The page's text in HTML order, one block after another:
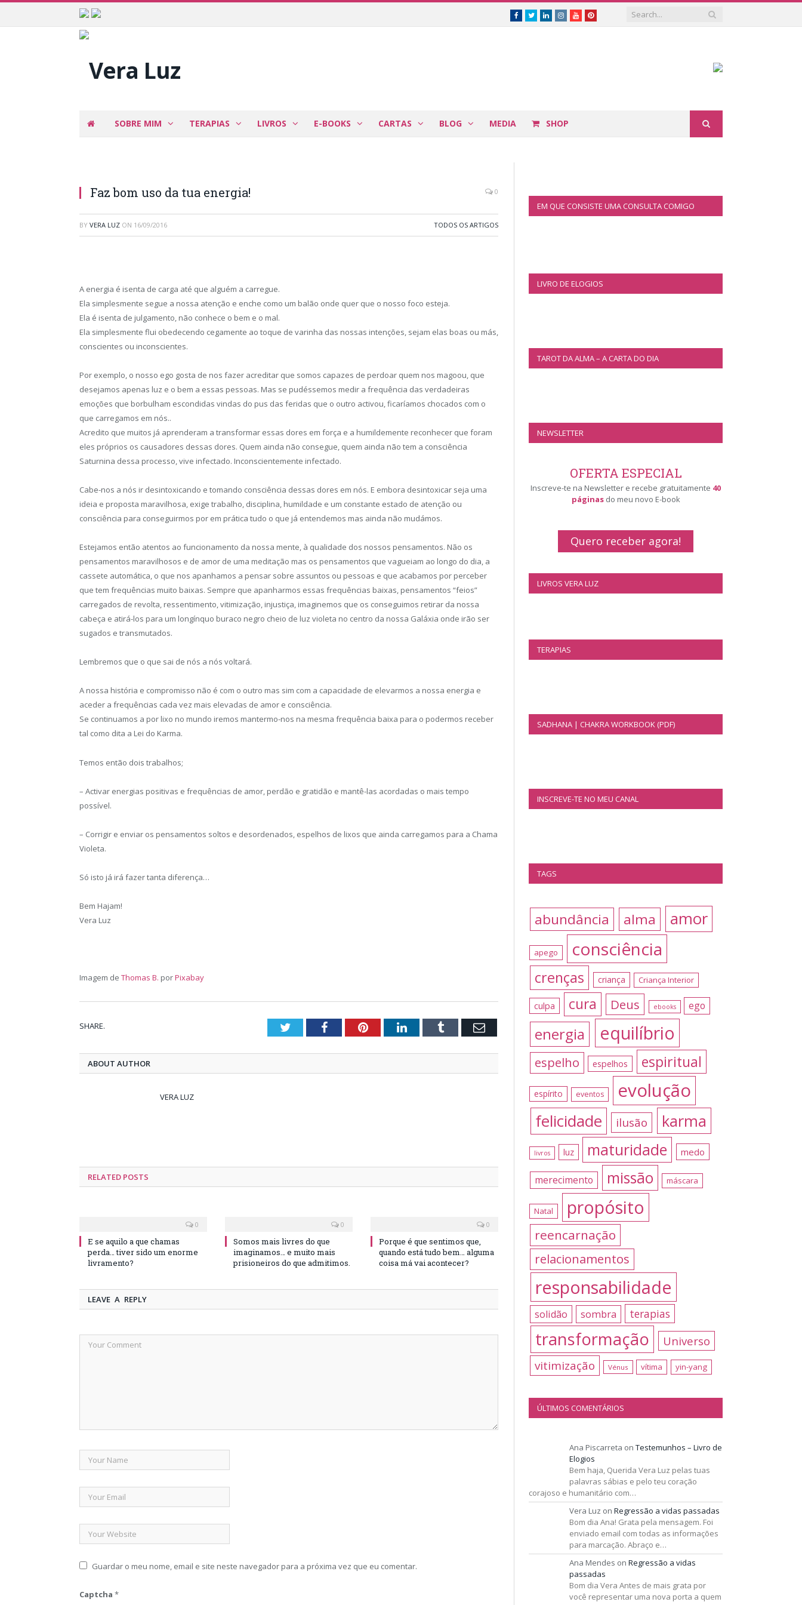
Facebook
TwitterLinkedinInstagram
YoutubePinterest
SOBRE MIM TERAPIAS LIVROS E-BOOKS CARTAS BLOG MEDIA SHOP
Faz bom uso da tua energia! 0
BY VERA LUZ ON 16/09/2016 TODOS OS ARTIGOS
A energia é isenta de carga até que alguém a carregue.
Ela simplesmente segue a nossa atenção e enche como um balão onde quer que o nosso foco esteja.
Ela é isenta de julgamento, não conhece o bem e o mal.
Ela simplesmente flui obedecendo cegamente ao toque de varinha das nossas intenções, sejam elas boas ou más,
conscientes ou inconscientes.
Por exemplo, o nosso ego gosta de nos fazer acreditar que somos capazes de perdoar quem nos magoou, que
desejamos apenas luz e o bem a essas pessoas. Mas se pudéssemos medir a frequência das verdadeiras
emoções que borbulham escondidas vindas do pus das feridas que o outro activou, ficaríamos chocados com o
que carregamos em nós..
Acredito que muitos já aprenderam a transformar essas dores em força e a humildemente reconhecer que foram
eles próprios os causadores dessas dores. Quem ainda não consegue, quem ainda não tem a consciência
Saturnina dessa processo, vive infectado. Inconscientemente infectado.
Cabe-nos a nós ir desintoxicando e tomando consciência dessas dores em nós. E embora desintoxicar seja uma
ideia e proposta maravilhosa, exige trabalho, disciplina, humildade e um constante estado de atenção ou
consciência para conseguirmos por em prática tudo o que já entendemos mas ainda não mudámos.
Estejamos então atentos ao funcionamento da nossa mente, à qualidade dos nossos pensamentos. Não os
pensamentos maravilhosos e de amor de uma meditação mas os pensamentos que vagueiam ao longo do dia, a
cassete automática, o que nos apanhamos a pensar sobre assuntos ou pessoas e que acabamos por perceber
que tem frequências muito baixas. Sempre que apanharmos essas frequências baixas, pensamentos “feios”
carregados de revolta, ressentimento, vitimização, injustiça, imaginemos que os conseguimos retirar da nossa
cabeça e atirá-los para um longínquo buraco negro cheio de luz violeta no centro da nossa Galáxia onde irão ser
sugados e transmutados.
Lembremos que o que sai de nós a nós voltará.
A nossa história e compromisso não é com o outro mas sim com a capacidade de elevarmos a nossa energia e
aceder a frequências cada vez mais elevadas de amor e consciência.
Se continuamos a por lixo no mundo iremos mantermo-nos na mesma frequência baixa para o podermos receber
tal como dita a Lei do Karma.
Temos então dois trabalhos;
– Activar energias positivas e frequências de amor, perdão e gratidão e mantê-las acordadas o mais tempo
possível.
– Corrigir e enviar os pensamentos soltos e desordenados, espelhos de lixos que ainda carregamos para a Chama
Violeta.
Só isto já irá fazer tanta diferença…
Bem Hajam!
Vera Luz
Imagem de Thomas B. porPixabay
SHARE. TwitterFacebookPinterestLinkedInTumblr Email
ABOUT AUTHOR
VERA LUZ
RELATED POSTS
0
E se aquilo a que chamas
perda… tiver sido um enorme
livramento?
0
Somos mais livres do que
imaginamos… e muito mais
prisioneiros do que admitimos.
0
Porque é que sentimos que,
quando está tudo bem… alguma
coisa má vai acontecer?
LEAVE A REPLY
Guardar o meu nome, email e site neste navegador para a próxima vez que eu comentar.
Captcha *
EM QUE CONSISTE UMA CONSULTA COMIGO
LIVRO DE ELOGIOS
TAROT DA ALMA – A CARTA DO DIA
NEWSLETTER
OFERTA ESPECIAL
Inscreve-te na Newsletter e recebe gratuitamente 40
páginasdo meu novo E-book
Quero receber agora!
LIVROS VERA LUZ
TERAPIAS
SADHANA | CHAKRA WORKBOOK (PDF)
INSCREVE-TE NO MEU CANAL
TAGS
abundância alma amor
apego consciência
crenças criança Criança Interior
culpa cura Deus ebooks ego
energia equilíbrio
espelho espelhos espiritual
espírito eventos evolução
felicidade ilusão karma
livros luz maturidade medo
merecimento missão máscara
Natal propósito
reencarnação
relacionamentos
responsabilidade
solidão sombra terapias
transformação Universo
vitimização Vénus vítima yin-yang
ÚLTIMOS COMENTÁRIOS
Ana Piscarreta on Testemunhos – Livro de
Elogios
Bem haja, Querida Vera Luz pelas tuas
palavras sábias e pelo teu coração
corajoso e humanitário com…
Vera Luz on Regressão a vidas passadas
Bom dia Ana! Grata pela mensagem. Foi
enviado email com todas as informações
para marcação. Abraço e…
Ana Mendes on Regressão a vidas
passadas
Bom dia Vera Antes de mais grata por
você representar uma nova porta a quem